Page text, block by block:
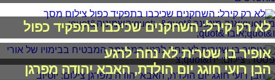
לא רק קירל: השחקנים שכיכבו בתפקיד כפול
אופיר בן שטרית לא נחה לרגע
הבן רועי חוגג יום הולדת, האבא יהודה מפרגן